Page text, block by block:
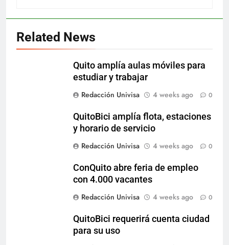
Related News
Quito amplía aulas móviles para
estudiar y trabajar
Redacción Univisa
4 weeks ago 0
QuitoBici amplía flota, estaciones
y horario de servicio
Redacción Univisa
4 weeks ago 0
ConQuito abre feria de empleo
con 4.000 vacantes
Redacción Univisa
4 weeks ago 0
QuitoBici requerirá cuenta ciudad
para su uso